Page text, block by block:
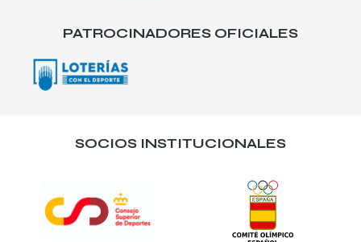
PATROCINADORES OFICIALES
SOCIOS INSTITUCIONALES